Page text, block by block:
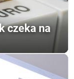
czeka na